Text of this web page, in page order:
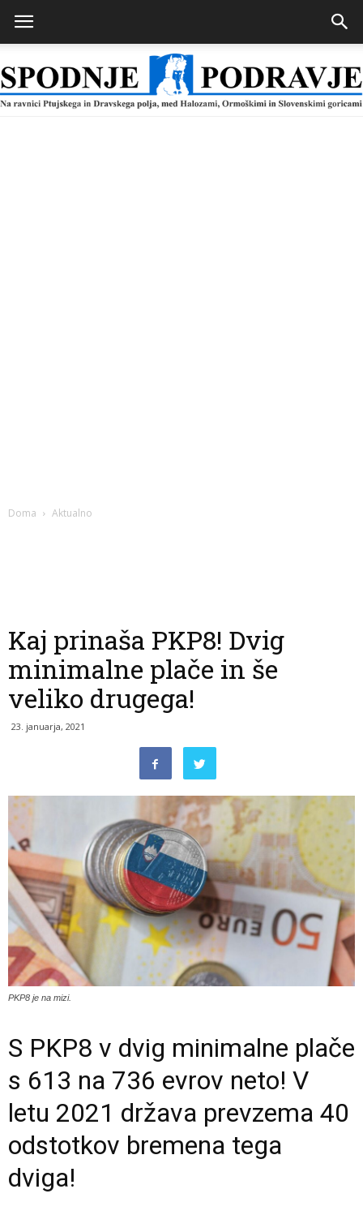
Doma Aktualno
Kaj prinaša PKP8! Dvig
minimalne plače in še
veliko drugega!
23. januarja, 2021
PKP8 je na mizi.
S PKP8 v dvig minimalne plače
s 613 na 736 evrov neto! V
letu 2021 država prevzema 40
odstotkov bremena tega
dviga!